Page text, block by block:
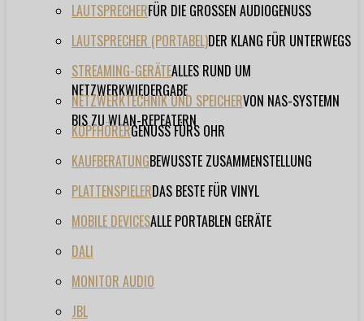
LAUTSPRECHERFÜR DIE GROSSEN AUDIOGENUSS
LAUTSPRECHER (PORTABEL)DER KLANG FÜR UNTERWEGS
STREAMING-GERÄTEALLES RUND UM
NETZWERKWIEDERGABE
NETZWERKTECHNIK UND SPEICHERVON NAS-SYSTEMN
BIS ZU WLAN-REPEATERN
KOPFHÖRERGENUSS FÜRS OHR
KAUFBERATUNGBEWUSSTE ZUSAMMENSTELLUNG
PLATTENSPIELERDAS BESTE FÜR VINYL
MOBILE DEVICESALLE PORTABLEN GERÄTE
DALI
MONITOR AUDIO
JBL